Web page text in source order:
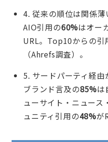
4. 従来の順位は関係薄
AIO引用の60%はオー
URL。Top10からの
（Ahrefs調査）。
5. サードパーティ経由
ブランド言及の85%は
ューサイト・ニュース
ュニティ引用の48%が